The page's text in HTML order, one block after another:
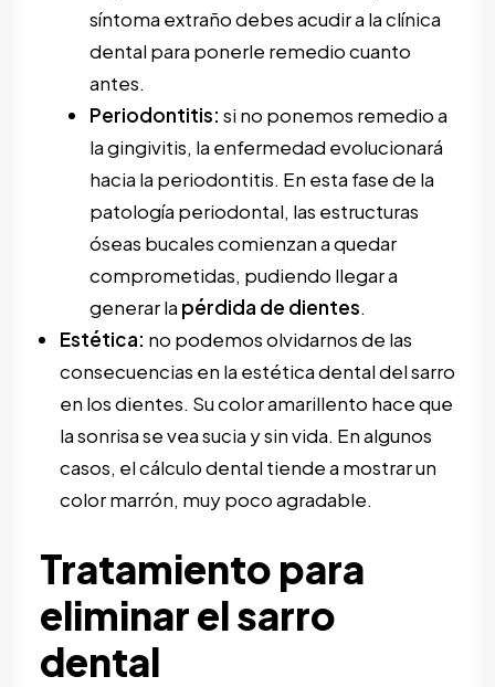
síntoma extraño debes acudir a la clínica
dental para ponerle remedio cuanto
antes.
Periodontitis: si no ponemos remedio a
la gingivitis, la enfermedad evolucionará
hacia la periodontitis. En esta fase de la
patología periodontal, las estructuras
óseas bucales comienzan a quedar
comprometidas, pudiendo llegar a
generar la pérdida de dientes.
Estética: no podemos olvidarnos de las
consecuencias en la estética dentaldel sarro
en los dientes. Su color amarillento hace que
la sonrisa se vea sucia y sin vida. En algunos
casos, el cálculo dental tiende a mostrar un
color marrón, muy poco agradable.
Tratamiento para
eliminar el sarro
dental